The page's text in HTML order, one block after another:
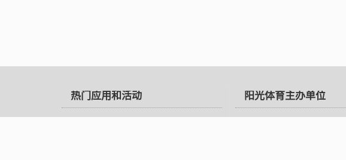
热门应用和活动 阳光体育主办单位